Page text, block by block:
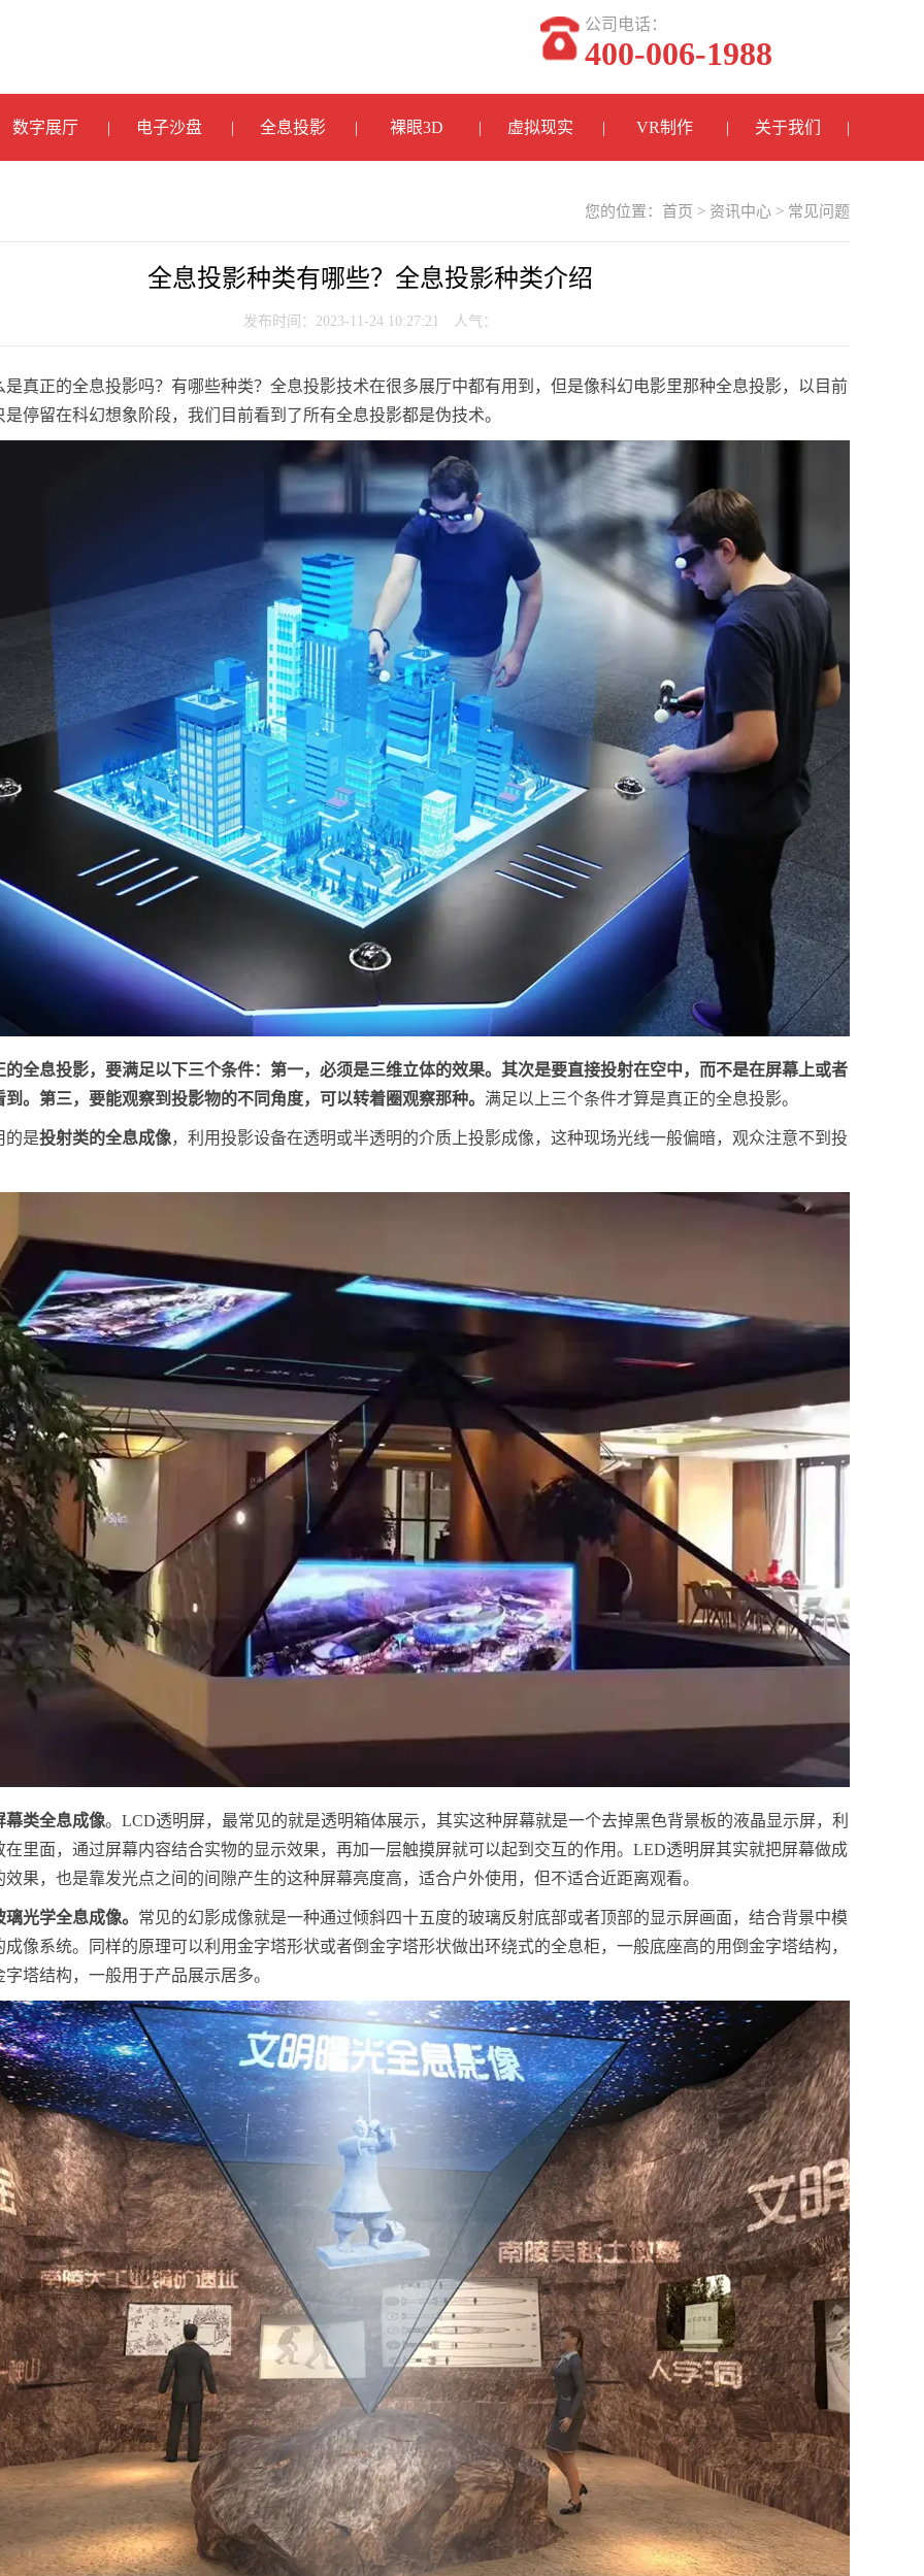
公司电话：
400-006-1988
数字展厅 电子沙盘 全息投影 裸眼3D 虚拟现实 VR制作 关于我们
您的位置： 首页 > 资讯中心 > 常见问题
全息投影种类有哪些？全息投影种类介绍
发布时间：2023-11-24 10:27:21 人气：
是真正的全息投影吗？有哪些种类？全息投影技术在很多展厅中都有用到，但是像科幻电影里那种全息投影，以目前
停留在科幻想象阶段，我们目前看到了所有全息投影都是伪技术。
的全息投影，要满足以下三个条件：第一，必须是三维立体的效果。其次是要直接投射在空中，而不是在屏幕上或者
。第三，要能观察到投影物的不同角度，可以转着圈观察那种。 满足以上三个条件才算是真正的全息投影。
的是投射类的全息成像，利用投影设备在透明或半透明的介质上投影成像，这种现场光线一般偏暗，观众注意不到投
幕类全息成像。LCD透明屏，最常见的就是透明箱体展示，其实这种屏幕就是一个去掉黑色背景板的液晶显示屏，利
在里面，通过屏幕内容结合实物的显示效果，再加一层触摸屏就可以起到交互的作用。LED透明屏其实就把屏幕做成
果，也是靠发光点之间的间隙产生的这种屏幕亮度高，适合户外使用，但不适合近距离观看。
光学全息成像。 常见的幻影成像就是一种通过倾斜四十五度的玻璃反射底部或者顶部的显示屏画面，结合背景中模
像系统。同样的原理可以利用金字塔形状或者倒金字塔形状做出环绕式的全息柜，一般底座高的用倒金字塔结构，
塔结构，一般用于产品展示居多。